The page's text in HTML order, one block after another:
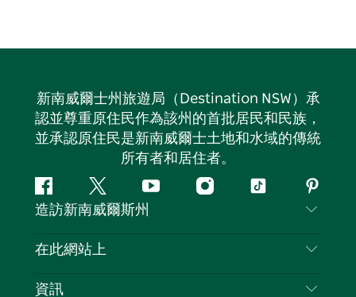
新南威爾士州旅遊局（Destination NSW）承
認並尊重原住民作為該州的首批居民和民族，
並承認原住民是新南威爾士土地和水域的傳統
所有者和居住者。
Facebook嘰
嘰
喳
Youtube Instagram
抖
造訪新南威爾斯州
聯絡我們
在此網站上
目的地
資訊